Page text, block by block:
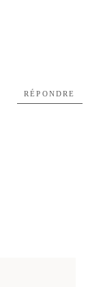
RÉPONDRE